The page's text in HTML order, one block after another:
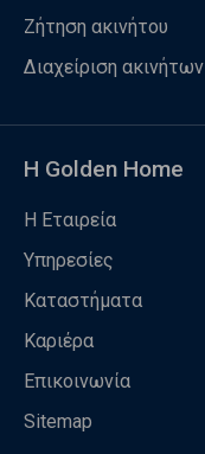
Ζήτηση ακινήτου
Διαχείριση
Η Golden Home
Η Εταιρεία
Υπηρεσίες
Καταστήματα
Καριέρα
Επικοινωνία
Sitemap